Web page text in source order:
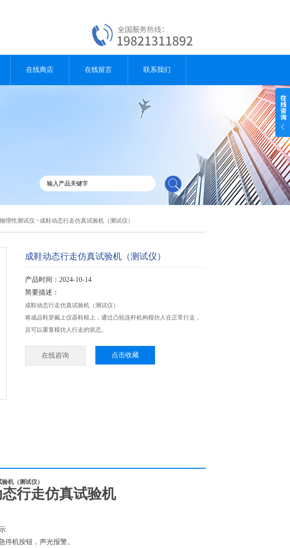
在线商店 在线留言 联系我们
物理性测试仪 >成鞋动态行走仿真试验机（测试仪）
成鞋动态行走仿真试验机（测试仪）
产品时间：2024-10-14
简要描述：
成鞋动态行走仿真试验机（测试仪）
将成品鞋穿戴上仪器鞋楦上，通过凸轮连杆机构模仿人在正常行走，
且可以重复模仿人行走的状态。
在线咨询 点击收藏
机（测试仪）
行走仿真试验机
停机按钮，声光报警。